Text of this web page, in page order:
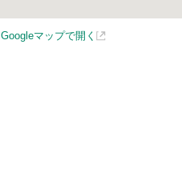
Googleマップで開く